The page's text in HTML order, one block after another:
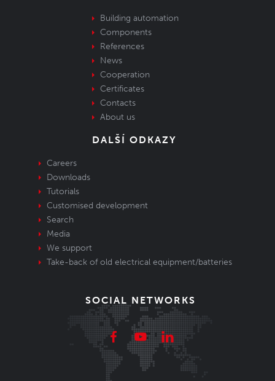
Building automation
Components
References
News
Cooperation
Certificates
Contacts
About us
DALŠÍ ODKAZY
Careers
Downloads
Tutorials
Customised development
Search
Media
We support
Take-back of old electrical equipment/batteries
SOCIAL NETWORKS